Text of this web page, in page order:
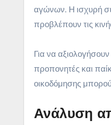
αγώνων. Η ισχυρή
προβλέπουν τις
Για να
προπονητές και
οικοδόμησης
Ανάλυση